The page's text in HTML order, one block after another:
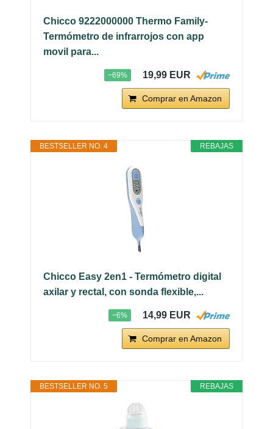
Chicco 9222000000 Thermo Family-
Termómetro de infrarrojos con app
movil para...
−69% 19,99 EUR
Comprar en Amazon
REBAJAS
BESTSELLER NO. 4
Chicco Easy 2en1 - Termómetro digital
axilar y rectal, con sonda flexible,...
−6% 14,99 EUR
Comprar en Amazon
REBAJAS
BESTSELLER NO. 5